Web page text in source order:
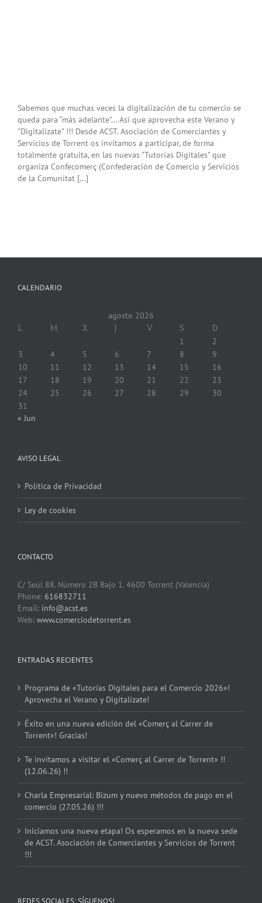
Sabemos que muchas veces la digitalización de tu comercio se
queda para “más adelante”... Así que aprovecha este Verano y
"Digitalízate" !!! Desde ACST. Asociación de Comerciantes y
Servicios de Torrent os invitamos a participar, de forma
totalmente gratuita, en las nuevas "Tutorías Digitales" que
organiza Confecomerç (Confederación de Comercio y Servicios
de la Comunitat [...]
CALENDARIO
agosto 2026
L M X J V S D
1
2
3
4 5 6 7 8
9
10
11 12 13 14 15
16
17
18 19 20 21 22
23
24
25 26 27 28 29
30
31
« Jun
AVISO LEGAL
Política de Privacidad
Ley de cookies
CONTACTO
C/ Seúl 88. Número 2B Bajo 1. 4600 Torrent (Valencia)
Phone: 616832711
Email: info@acst.es
Web: www.comerciodetorrent.es
ENTRADAS RECIENTES
Programa de «Tutorías Digitales para el Comercio 2026»!
Aprovecha el Verano y Digitalízate!
Éxito en una nueva edición del «Comerç al Carrer de
Torrent»! Gracias!
Te invitamos a visitar el «Comerç al Carrer de Torrent» !!
(12.06.26) !!
Charla Empresarial: Bizum y nuevo métodos de pago en el
comercio (27.05.26) !!!
Iniciamos una nueva etapa! Os esperamos en la nueva sede
de ACST. Asociación de Comerciantes y Servicios de Torrent
!!!
REDES SOCIALES: SÍGUENOS!